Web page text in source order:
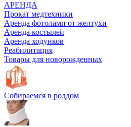
АРЕНДА
Прокат медтехники
Аренда фотоламп от желтухи
Аренда костылей
Аренда ходунков
Реабилитация
Товары для новорожденных
Собираемся в роддом